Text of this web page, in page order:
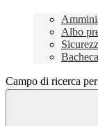
Albo
Campo di ricerca